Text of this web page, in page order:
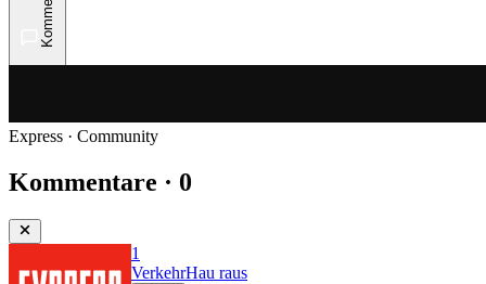
Express · Community
Kommentare · 0
1
VerkehrHau raus